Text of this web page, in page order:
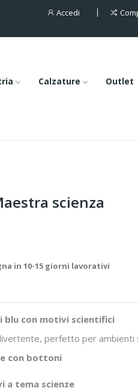
Accedi
Calzature
Outlet
scienza
in 10-15 giorni lavorativi
blu con motivi scientifici
perfetto per ambienti
con bottoni
a tema scienze